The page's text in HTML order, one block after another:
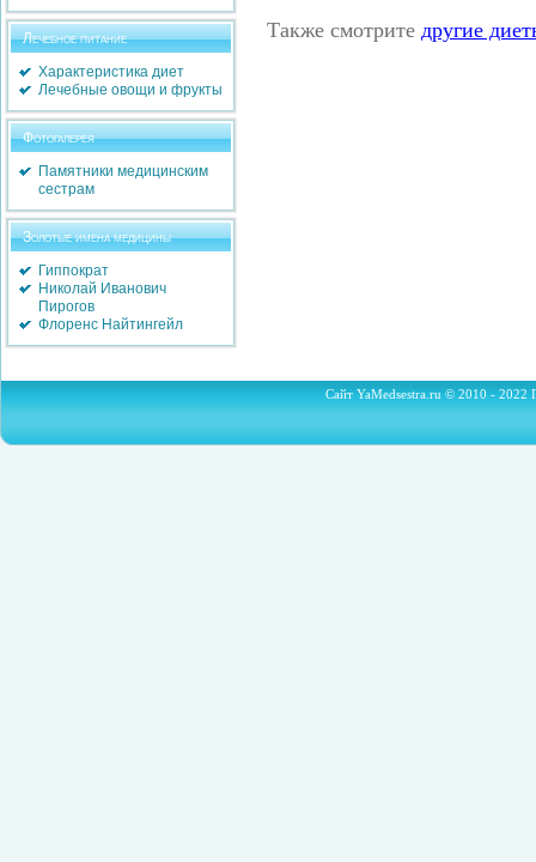
Лечебное питание
Характеристика диет
Лечебные овощи и фрукты
Фотогалерея
Памятники медицинским
сестрам
Золотые имена медицины
Гиппократ
Николай Иванович
Пирогов
Флоренс Найтингейл
Также смотрите другие
Сайт YaMedsestra.ru © 2010 - 2022